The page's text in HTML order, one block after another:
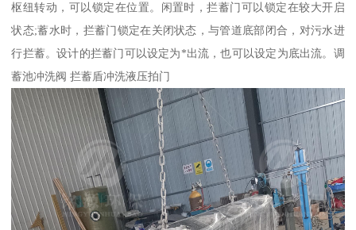
枢纽转动，可以锁定在位置。闲置时，拦蓄门可以锁定在较大开启
状态;蓄水时，拦蓄门锁定在关闭状态，与管道底部闭合，对污水进
行拦蓄。设计的拦蓄门可以设定为*出流，也可以设定为底出流。调
蓄池冲洗阀 拦蓄盾冲洗液压拍门